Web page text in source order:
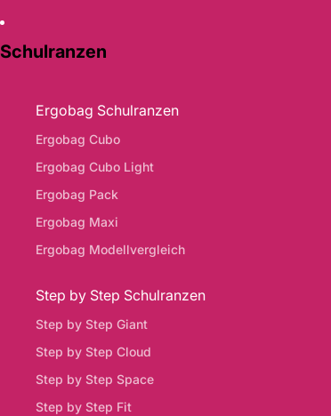
Schulranzen
Ergobag Schulranzen
Ergobag Cubo
Ergobag Cubo Light
Ergobag Pack
Ergobag Maxi
Ergobag Modellvergleich
Step by Step Schulranzen
Step by Step Giant
Step by Step Cloud
Step by Step Space
Step by Step Fit